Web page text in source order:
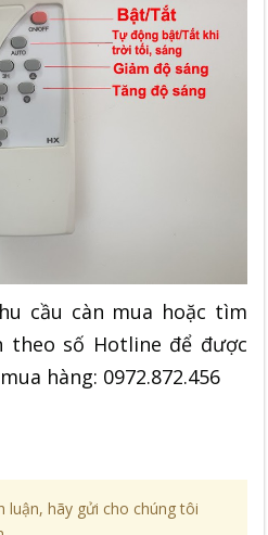
cầu càn mua hoặc tìm
theo số Hotline để được
hàng: 0972.872.456
luận, hãy gửi cho chúng tôi